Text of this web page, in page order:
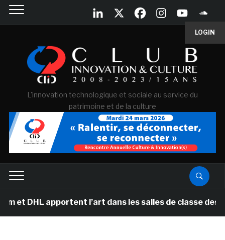
LOGIN
L'innovation technologique et sociale au service du
patrimoine et de la culture
apportent l’art dans les salles de classe des